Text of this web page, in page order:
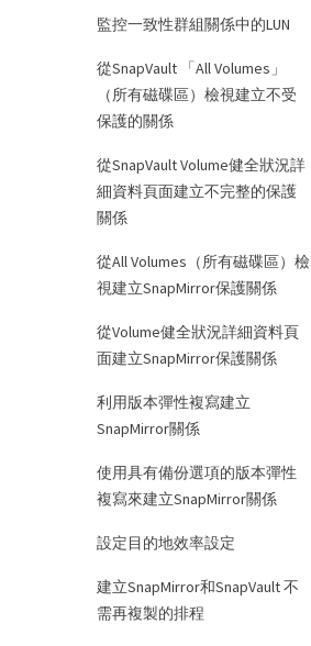
監控一致性群組關係中的LUN
從SnapVault 「All Volumes」
（所有磁碟區）檢視建立不受
保護的關係
從SnapVault Volume健全狀況詳
細資料頁面建立不完整的保護
關係
從All Volumes（所有磁碟區）檢
視建立SnapMirror保護關係
從Volume健全狀況詳細資料頁
面建立SnapMirror保護關係
利用版本彈性複寫建立
SnapMirror關係
使用具有備份選項的版本彈性
複寫來建立SnapMirror關係
設定目的地效率設定
建立SnapMirror和SnapVault 不
需再複製的排程